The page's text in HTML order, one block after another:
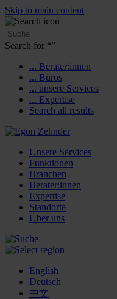
Skip to main content
Search for “”
... Berater:innen
... Büros
... unsere Services
... Expertise
Search all results
Unsere Services
Funktionen
Branchen
Berater:innen
Expertise
Standorte
Über uns
English
Deutsch
中文